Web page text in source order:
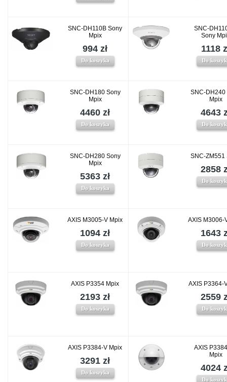
SNC-DH110B Sony
Mpix
994 zł
Do koszyka
SNC-
Sony
1118
Do
SNC-DH180 Sony
Mpix
4460 zł
Do koszyka
SNC-DH240
Mpix
4643
Do
SNC-DH280 Sony
Mpix
5363 zł
Do koszyka
SNC-ZM551
2858
Do
AXIS M3005-V Mpix
1094 zł
Do koszyka
AXIS M3006-
1643
Do
AXIS P3354 Mpix
2193 zł
Do koszyka
AXIS P3364-
2559
Do
AXIS P3384-V Mpix
3291 zł
Do koszyka
AXIS
Mpix
4024
Do